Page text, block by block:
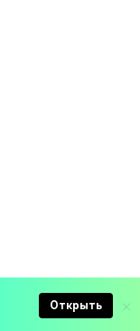
Открыть